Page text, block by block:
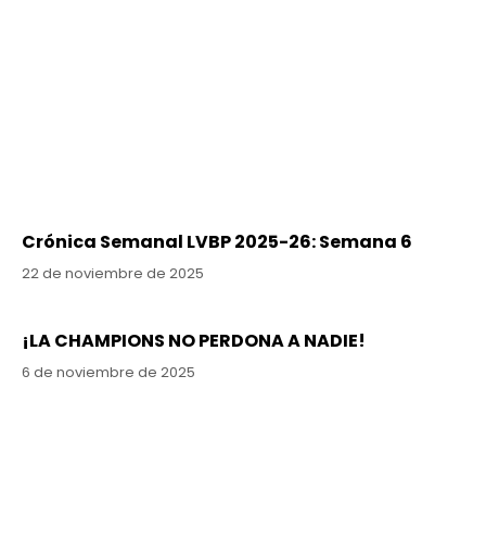
Crónica Semanal LVBP 2025-26: Semana 6
22 de noviembre de 2025
¡LA CHAMPIONS NO PERDONA A NADIE!
6 de noviembre de 2025